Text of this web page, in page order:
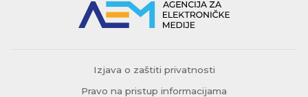
Izjava o zaštiti privatnosti
Pravo na pristup informacijama